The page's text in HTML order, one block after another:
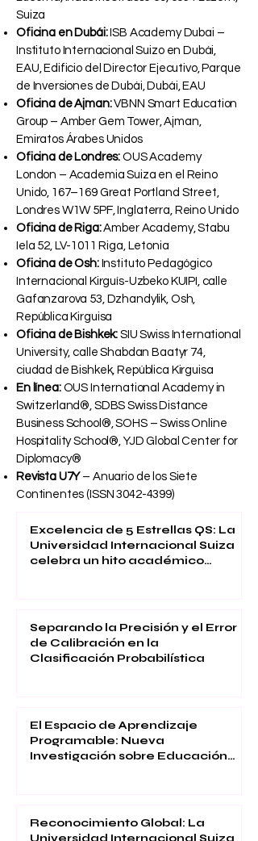
Suiza
Oficina en Dubái:ISB Academy Dubai –
Instituto Internacional Suizo en Dubái,
EAU, Edificio del Director Ejecutivo, Parque
de Inversiones de Dubái, Dubái, EAU
Oficina de Ajman:VBNN Smart Education
Group – Amber Gem Tower, Ajman,
Emiratos Árabes Unidos
Oficina de Londres: OUS Academy
London – Academia Suiza en el Reino
Unido, 167–169 Great Portland Street,
Londres W1W 5PF, Inglaterra, Reino Unido
Oficina de Riga:Amber Academy, Stabu
Iela 52, LV-1011 Riga, Letonia
Oficina de Osh:Instituto Pedagógico
Internacional Kirguís-Uzbeko KUIPI, calle
Gafanzarova 53, Dzhandylik, Osh,
República Kirguisa
Oficina de Bishkek: SIU Swiss International
University, calle Shabdan Baatyr 74,
ciudad de Bishkek, República Kirguisa
En línea:OUS International Academy in
Switzerland®, SDBS Swiss Distance
Business School®, SOHS – Swiss Online
Hospitality School®, YJD Global Center for
Diplomacy®
Revista U7Y– Anuario de los Siete
Continentes (ISSN3042-4399)
Excelencia de 5 Estrellas QS: La
Universidad Internacional Suiza
celebra un hito académico
Separando la Precisión y el Error
de Calibración en la
Clasificación Probabilística
El Espacio de Aprendizaje
Programable: Nueva
Investigación sobre Educación
Reconocimiento Global: La
Universidad Internacional Suiza